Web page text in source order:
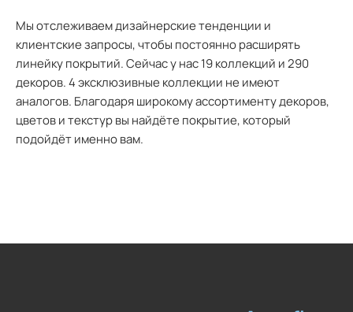
Мы отслеживаем дизайнерские тенденции и
клиентские запросы, чтобы постоянно расширять
линейку покрытий. Сейчас у нас 19 коллекций и 290
декоров. 4 эксклюзивные коллекции не имеют
аналогов. Благодаря широкому ассортименту декоров,
цветов и текстур вы найдёте покрытие, который
подойдёт именно вам.